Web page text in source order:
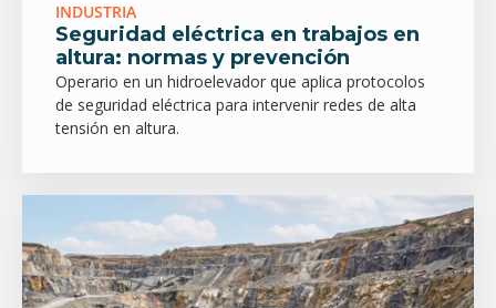
INDUSTRIA
Seguridad eléctrica en trabajos en
altura: normas y prevención
Operario en un hidroelevador que aplica protocolos
de seguridad eléctrica para intervenir redes de alta
tensión en altura.